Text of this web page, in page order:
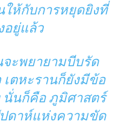
ให้กับการหยุดยิงที่
อยู่แล้ว
ะพยายามบีบรัด
เตหะรานก็ยังมีข้อ
นั่นก็คือ ภูมิศาสตร์
ดาห์แห่งความขัด